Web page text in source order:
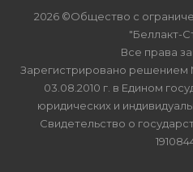
2026 ©Общество с
"Беллакт-
Все права
Зарегистрировано решением
03.08.2010 г. в Едином
юридических и
Свидетельство о